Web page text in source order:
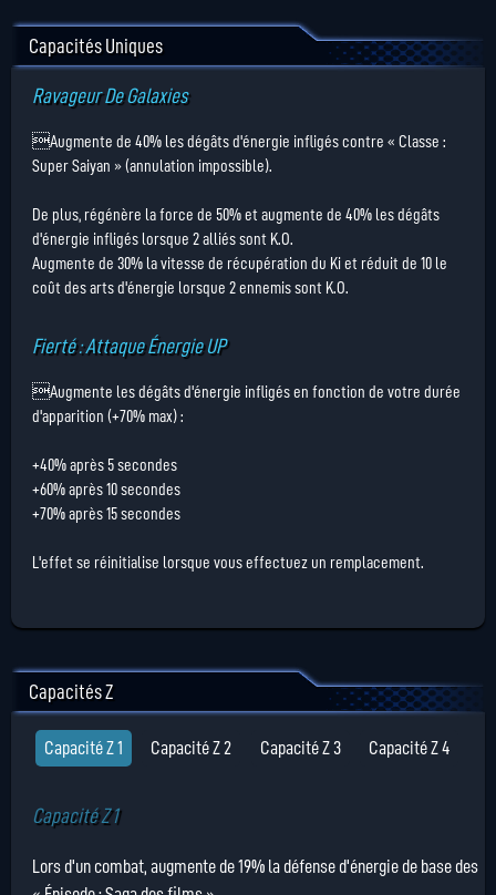
Capacités Uniques
Ravageur De Galaxies
Augmente de 40% les dégâts d'énergie infligés contre « Classe :
Super Saiyan » (annulation impossible).
De plus, régénère la force de 50% et augmente de 40% les dégâts
d'énergie infligés lorsque 2 alliés sont K.O.
Augmente de 30% la vitesse de récupération du Ki et réduit de 10 le
coût des arts d'énergie lorsque 2 ennemis sont K.O.
Fierté : Attaque Énergie UP
Augmente les dégâts d'énergie infligés en fonction de votre durée
d'apparition (+70% max) :
+40% après 5 secondes
+60% après 10 secondes
+70% après 15 secondes
L'effet se réinitialise lorsque vous effectuez un remplacement.
Capacités Z
Capacité Z 1 Capacité Z 2 Capacité Z 3 Capacité Z 4
Capacité Z 1
Lors d'un combat, augmente de 19% la défense d'énergie de base des